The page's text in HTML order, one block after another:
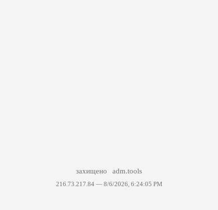
захищено adm.tools
216.73.217.84 — 8/6/2026, 6:24:05 PM